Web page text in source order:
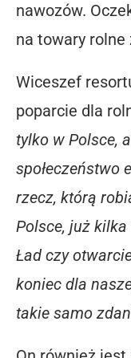
nawozów.
na towary rolne
Wiceszef
poparcie dla
tylko w Polsce,
społeczeństwo
rzecz, którą
Polsce, już
Ład czy
koniec dla
takie samo